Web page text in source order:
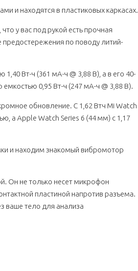
и находятся в пластиковых каркасах.
у вас под рукой есть прочная
по поводу литий-
Вт-ч (361 мА-ч @ 3,88 В), а в его 40-
0,95 Вт-ч (247 мА-ч @ 3,88 В).
обновление. С 1,62 Втч Mi Watch
а Apple Watch Series 6 (44 мм) с 1,17
и находим знакомый вибромотор
Он не только несет микрофон
пластиной напротив разъема.
ваше тело для анализа